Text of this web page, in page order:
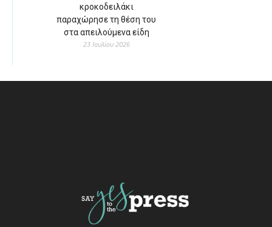
κροκοδειλάκι
παραχώρησε τη θέση του
στα απειλούμενα είδη
23 Ιουλίου 2026